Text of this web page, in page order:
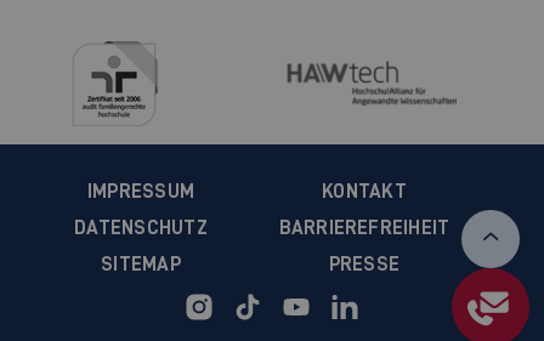
IMPRESSUM
KONTAKT
DATENSCHUTZ
BARRIEREFREIHEIT
SITEMAP
PRESSE